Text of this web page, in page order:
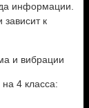
информации.
к
и вибрации
4 класса: